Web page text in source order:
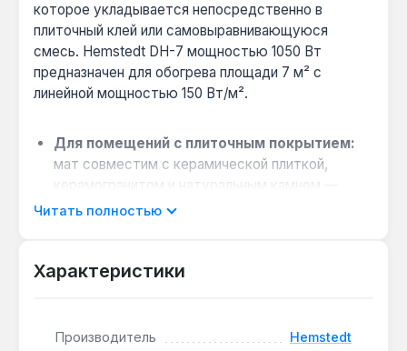
которое укладывается непосредственно в
плиточный клей или самовыравнивающуюся
смесь. Hemstedt DH-7 мощностью 1050 Вт
предназначен для обогрева площади 7 м² с
линейной мощностью 150 Вт/м².
Для помещений с плиточным покрытием:
мат совместим с керамической плиткой,
керамогранитом и натуральным камнем —
оптимален для ванных комнат, кухонь, саун и
требуется подогрев участка 7 м², модель DH-
необходимости подрезки кабеля.
Читать полностью
Характеристики
Производитель Hemstedt